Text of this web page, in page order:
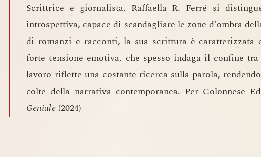
Scrittrice e giornalista, Raffaella R. Ferré si
introspettiva, capace di scandagliare le zone d'ombra
di romanzi e racconti, la sua scrittura è
forte tensione emotiva, che spesso indaga il confine
lavoro riflette una costante ricerca sulla parola,
colte della narrativa contemporanea. Per Colonnese
Geniale (2024)